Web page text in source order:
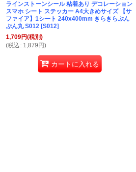
ラインストーンシール 粘着あり デコレーション
スマホ シート ステッカー A4大きめサイズ 【サ
ファイア】1シート 240x400mm きらきらぷん
ぷん丸 S012 [S012]
1,709円(税別)
(税込 : 1,879 円)
カートに入れる